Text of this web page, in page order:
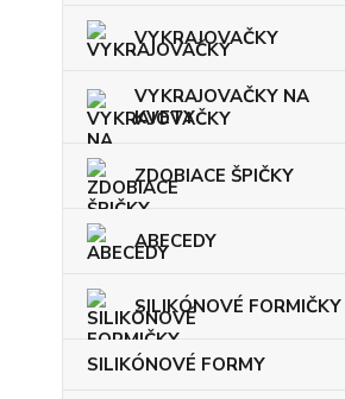
VYKRAJOVAČKY
VYKRAJOVAČKY NA
KVETY
ZDOBIACE ŠPIČKY
ABECEDY
SILIKÓNOVÉ FORMIČKY
SILIKÓNOVÉ FORMY